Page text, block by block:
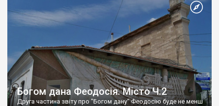
Богом дана Феодосія. Місто Ч.2
Друга частина звіту про "Богом дану" Феодосію буде не менш